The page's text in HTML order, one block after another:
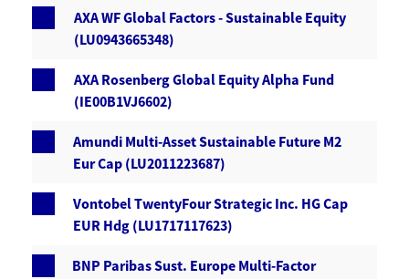
AXA WF Global Factors - Sustainable Equity
(LU0943665348)
AXA Rosenberg Global Equity Alpha Fund
(IE00B1VJ6602)
Amundi Multi-Asset Sustainable Future M2
Eur Cap (LU2011223687)
Vontobel TwentyFour Strategic Inc. HG Cap
EUR Hdg (LU1717117623)
BNP Paribas Sust. Europe Multi-Factor